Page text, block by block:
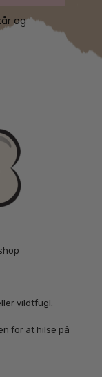
og
vildtfugl.
for at hilse på